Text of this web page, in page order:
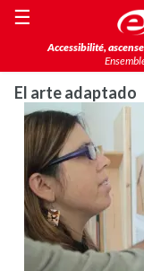
Accessibilité,
☰
El arte adaptado